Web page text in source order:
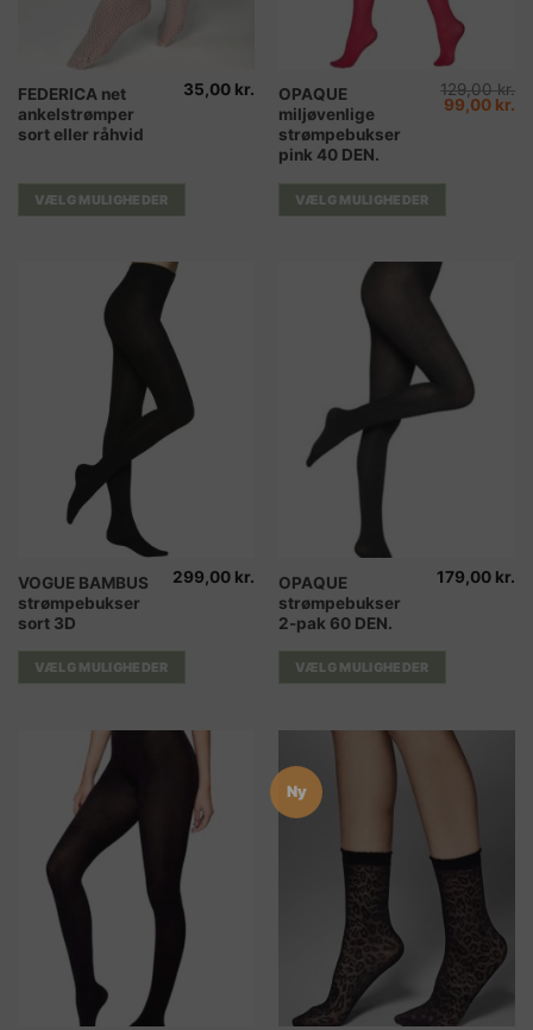
FEDERICA net
ankelstrømper
sort eller råhvid
35,00 kr.
VÆLG MULIGHEDER
Dette
vare
har
varianter.
Mulighederne
OPAQUE
miljøvenlige
strømpebukser
pink 40 DEN.
129,00kr.
Den
99,00 kr.
VÆLG MULIGHEDER
Dette
vare
har
flere
varianter.
Mulighederne
VOGUE BAMBUS
strømpebukser
sort 3D
299,00 kr.
VÆLG MULIGHEDER
Dette
vare
har
flere
varianter.
varesiden
OPAQUE
strømpebukser
2-pak 60 DEN.
179,00 kr.
VÆLG MULIGHEDER
Dette
vare
har
flere
varianter.
kan
på
varesiden
Ny